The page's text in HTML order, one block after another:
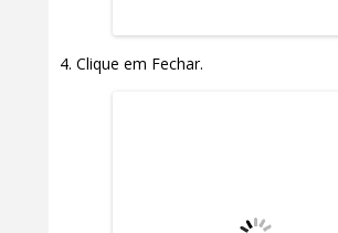
Clique em Fechar.